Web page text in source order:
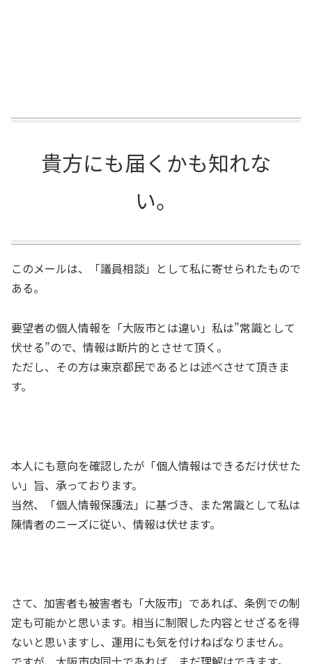
貴方にも届くかも知れな
い。
このメールは、「議員相談」として私に寄せられたもので
ある。
要望者の個人情報を「大阪市とは違い」私は”常識として
伏せる”ので、情報は断片的とさせて頂く。
ただし、その方は東京都民であるとは述べさせて頂きま
す。
本人にも意向を確認したが「個人情報はできるだけ伏せた
い」旨、承っております。
当然、「個人情報保護法」に基づき、また常識として私は
陳情者のニーズに従い、情報は伏せます。
さて、加害者も被害者も「大阪市」であれば、条例での制
定も可能かと思います。相当に制限した内容とせざるを得
ないと思いますし、運用にも気を付けねばなりません。